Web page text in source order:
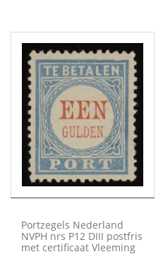
Portzegels Nederland
NVPH nrs P12 DIII postfris
met certificaat Vleeming